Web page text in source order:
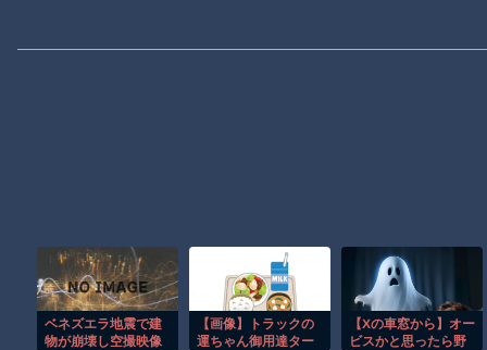
ベネズエラ地震で建
物が崩壊し空撮映像
【画像】トラックの
運ちゃん御用達ター
【Xの車窓から】オー
ビスかと思ったら野